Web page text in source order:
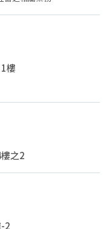
樓
之2
2